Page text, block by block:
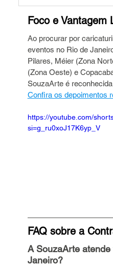
Foco e Vantagem
Ao procurar por
eventos no Rio de
Pilares, Méier (Zona
(Zona Oeste) e
SouzaArte é
Confira os depoimentos
https://youtube.com/
si=g_ru0xoJ17K6yp_V
FAQ sobre a
A SouzaArte
Janeiro?